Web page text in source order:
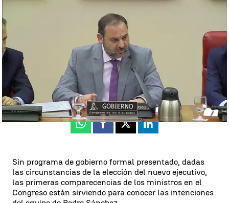
Fomento propone la construcción de 20.000 viviendas para jóvenes
Fomento propone la construcción de 20.000
viviendas para jóvenes y rentas bajas
Antena 3 Noticias Madrid
Publicado:12 de julio de 2018, 17:20
Whatsapp
Facebook
X Linkedin
Sin programa de gobierno formal presentado, dadas
las circunstancias de la elección del nuevo ejecutivo,
las primeras comparecencias de los ministros en el
Congreso están sirviendo para conocer las intenciones